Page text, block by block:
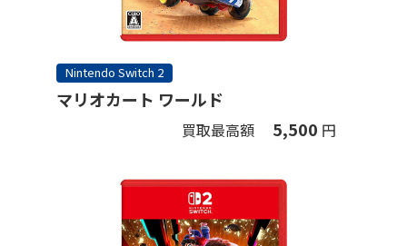
Nintendo Switch 2
マリオカート ワールド
買取最高額 5,500 円